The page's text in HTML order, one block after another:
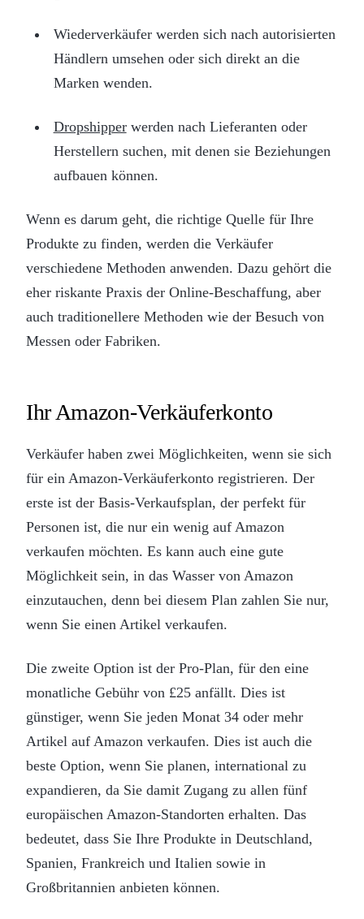
Wiederverkäufer werden sich nach autorisierten
Händlern umsehen oder sich direkt an die
Marken wenden.
Dropshipperwerden nach Lieferanten oder
Herstellern suchen, mit denen sie Beziehungen
aufbauen können.
Wenn es darum geht, die richtige Quelle für Ihre
Produkte zu finden, werden die Verkäufer
verschiedene Methoden anwenden. Dazu gehört die
eher riskante Praxis der Online-Beschaffung, aber
auch traditionellere Methoden wie der Besuch von
Messen oder Fabriken.
Ihr Amazon-Verkäuferkonto
Verkäufer haben zwei Möglichkeiten, wenn sie sich
für ein Amazon-Verkäuferkonto registrieren. Der
erste ist der Basis-Verkaufsplan, der perfekt für
Personen ist, die nur ein wenig auf Amazon
verkaufen möchten. Es kann auch eine gute
Möglichkeit sein, in das Wasser von Amazon
einzutauchen, denn bei diesem Plan zahlen Sie nur,
wenn Sie einen Artikel verkaufen.
Die zweite Option ist der Pro-Plan, für den eine
monatliche Gebühr von £25 anfällt. Dies ist
günstiger, wenn Sie jeden Monat 34 oder mehr
Artikel auf Amazon verkaufen. Dies ist auch die
beste Option, wenn Sie planen, international zu
expandieren, da Sie damit Zugang zu allen fünf
europäischen Amazon-Standorten erhalten. Das
bedeutet, dass Sie Ihre Produkte in Deutschland,
Spanien, Frankreich und Italien sowie in
Großbritannien anbieten können.